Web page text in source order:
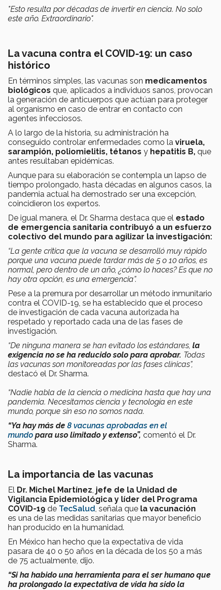
"Esto resulta por décadas de invertir en ciencia. No solo
este año. Extraordinario".
La vacuna contra el COVID-19: un caso
histórico
En términos simples, las vacunas son medicamentos
biológicos que, aplicados a individuos sanos, provocan
la generación de anticuerpos que actúan para proteger
al organismo en caso de entrar en contacto con
agentes infecciosos.
A lo largo de la historia, su administración ha
conseguido controlar enfermedades como la viruela,
sarampión, poliomielitis, tétanos y hepatitis B, que
antes resultaban epidémicas.
Aunque para su elaboración se contempla un lapso de
tiempo prolongado, hasta décadas en algunos casos, la
pandemia actual ha demostrado ser una excepción,
coincidieron los expertos.
De igual manera, el Dr. Sharma destaca que el estado
de emergencia sanitaria contribuyó a un esfuerzo
colectivo del mundo para agilizar la investigación:
“La gente critica que la vacuna se desarrolló muy rápido
porque una vacuna puede tardar más de 5 o 10 años, es
normal, pero dentro de un año, ¿cómo lo haces? Es que no
hay otra opción, es una emergencia”.
Pese a la premura por desarrollar un método inmunitario
contra el COVID-19, se ha establecido que el proceso
de investigación de cada vacuna autorizada ha
respetado y reportado cada una de las fases de
investigación.
“De ninguna manera se han evitado los estándares, la
exigencia no se ha reducido solo para aprobar. Todas
las vacunas son monitoreadas por las fases clínicas”,
destacó el Dr. Sharma.
“Nadie habla de la ciencia o medicina hasta que hay una
pandemia. Necesitamos ciencia y tecnología en este
mundo, porque sin eso no somos nada.
“Ya hay más de 8 vacunas aprobadas en el
mundo para uso limitado y extenso”, comentó el Dr.
Sharma.
La importancia de las vacunas
El Dr. Michel Martínez jefe de la Unidad de
Vigilancia Epidemiológica y líder del Programa
COVID-19 de TecSalud , señala que la vacunación
es una de las medidas sanitarias que mayor beneficio
han producido en la humanidad.
En México han hecho que la expectativa de vida
pasara de 40 o 50 años en la década de los 50 a más
de 75 actualmente, dijo.
“Si ha habido una herramienta para el ser humano que
ha prolongado la expectativa de vida ha sido la